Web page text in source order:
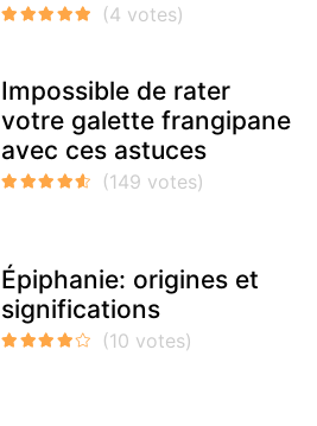
Impossible de rater
votre galette frangipane
avec ces astuces
Épiphanie: origines et
significations